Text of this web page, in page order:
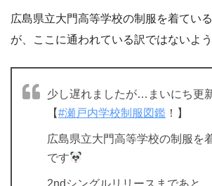
広島県立大門高等学校の制服を着てい
が、ここに通われている訳ではないよう
少し遅れましたが…まいにち更
【#瀬戸内学校制服図鑑 ！】
広島県立大門高等学校の制服を
です